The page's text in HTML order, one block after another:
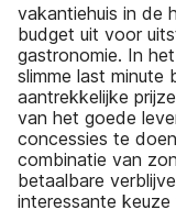
vakantiehuis in de
budget uit voor
gastronomie. In
slimme last minute
aantrekkelijke
van het goede
concessies te
combinatie van
betaalbare
interessante